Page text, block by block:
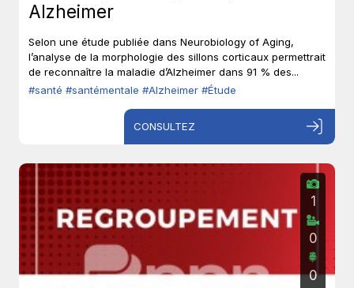
Alzheimer
Selon une étude publiée dans Neurobiology of Aging,
l’analyse de la morphologie des sillons corticaux permettrait
de reconnaître la maladie d’Alzheimer dans 91 % des...
#santé #santémentale #Alzheimer #Étude
CONSULTEZ
1
0
0